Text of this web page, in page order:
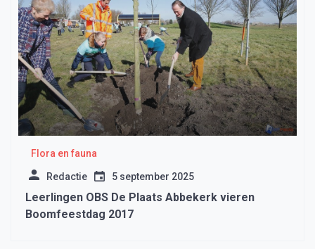
Flora en fauna
Redactie 5 september 2025
Leerlingen OBS De Plaats Abbekerk vieren
Boomfeestdag 2017